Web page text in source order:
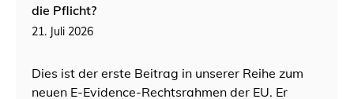
die Pflicht?
21. Juli 2026
Dies ist der erste Beitrag in unserer Reihe zum
neuen E-Evidence-Rechtsrahmen der EU. Er